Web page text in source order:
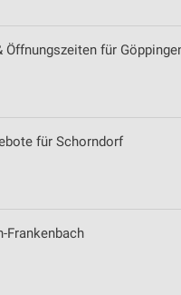
für
für Schorndorf
Frankenbach